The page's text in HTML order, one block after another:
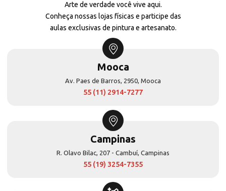
Arte de verdade você vive aqui.
Conheça nossas lojas físicas e participe das
aulas exclusivas de pintura e artesanato.
Mooca
Av. Paes de Barros, 2950, Mooca
55 (11) 2914-7277
Campinas
R. Olavo Bilac, 207 - Cambuí, Campinas
55 (19) 3254-7355